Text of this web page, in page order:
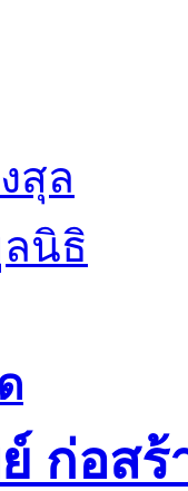
สุล
นิธิ
ก่อส